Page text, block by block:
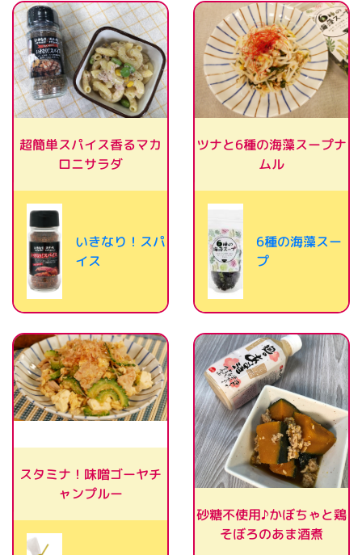
超簡単スパイス香るマカ
ロニサラダ
いきなり！スパ
イス
ツナと6種の海藻スープナ
ムル
6種の海藻スー
プ
スタミナ！味噌ゴーヤチ
ャンプルー
砂糖不使用♪かぼちゃと鶏
そぼろのあま酒煮